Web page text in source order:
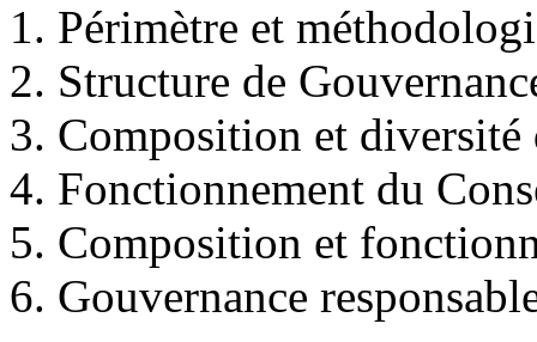
1. Périmètre et
2. Structure de
3. Composition et diversité
4. Fonctionnement du
5. Composition et
6. Gouvernance